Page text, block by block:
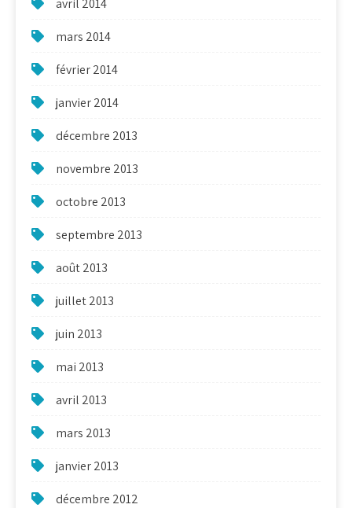
avril 2014
mars 2014
février 2014
janvier 2014
décembre 2013
novembre 2013
octobre 2013
septembre 2013
août 2013
juillet 2013
juin 2013
mai 2013
avril 2013
mars 2013
janvier 2013
décembre 2012